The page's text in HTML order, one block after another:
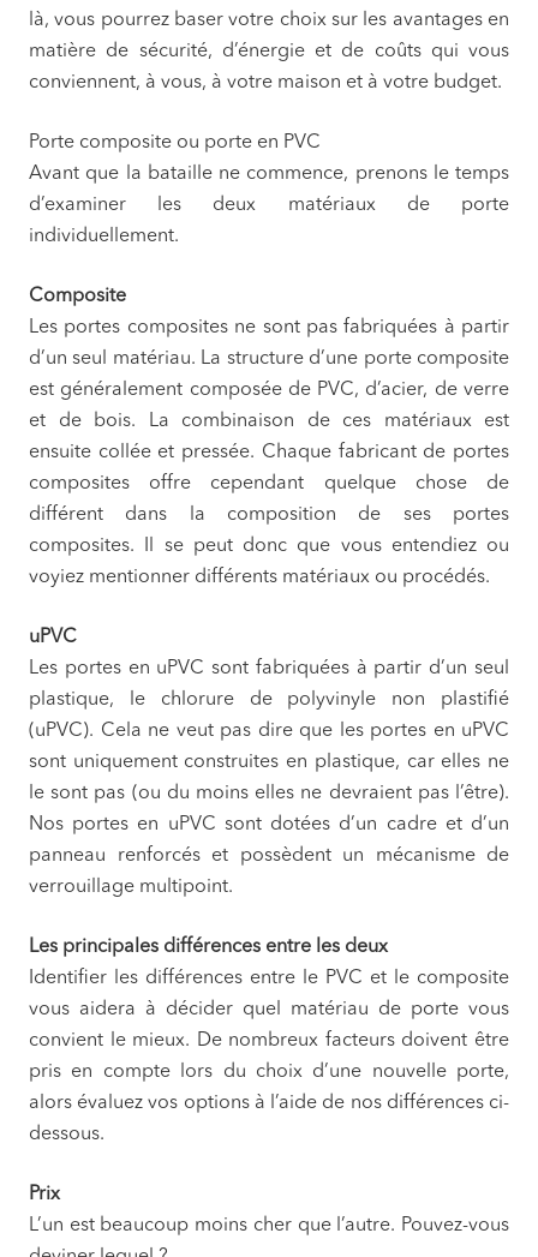
là, vous pourrez baser votre choix sur les avantages en
matière de sécurité, d’énergie et de coûts qui vous
conviennent, à vous, à votre maison et à votre budget.
Porte composite ou porte en PVC
Avant que la bataille ne commence, prenons le temps
d’examiner les deux matériaux de porte
individuellement.
Composite
Les portes composites ne sont pas fabriquées à partir
d’un seul matériau. La structure d’une porte composite
est généralement composée de PVC, d’acier, de verre
et de bois. La combinaison de ces matériaux est
ensuite collée et pressée. Chaque fabricant de portes
composites offre cependant quelque chose de
différent dans la composition de ses portes
composites. Il se peut donc que vous entendiez ou
voyiez mentionner différents matériaux ou procédés.
uPVC
Les portes en uPVC sont fabriquées à partir d’un seul
plastique, le chlorure de polyvinyle non plastifié
(uPVC). Cela ne veut pas dire que les portes en uPVC
sont uniquement construites en plastique, car elles ne
le sont pas (ou du moins elles ne devraient pas l’être).
Nos portes en uPVC sont dotées d’un cadre et d’un
panneau renforcés et possèdent un mécanisme de
verrouillage multipoint.
Les principales différences entre les deux
Identifier les différences entre le PVC et le composite
vous aidera à décider quel matériau de porte vous
convient le mieux. De nombreux facteurs doivent être
pris en compte lors du choix d’une nouvelle porte,
alors évaluez vos options à l’aide de nos différences ci-
dessous.
Prix
L’un est beaucoup moins cher que l’autre. Pouvez-vous